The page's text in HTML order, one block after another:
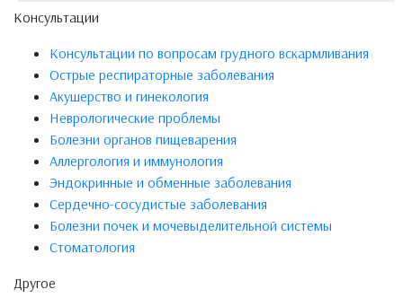
Консультации
Консультации по вопросам грудного вскармливания
Острые респираторные заболевания
Акушерство и гинекология
Неврологические проблемы
Болезни органов пищеварения
Аллергология и иммунология
Эндокринные и обменные заболевания
Сердечно-сосудистые заболевания
Болезни почек и мочевыделительной системы
Стоматология
Другое